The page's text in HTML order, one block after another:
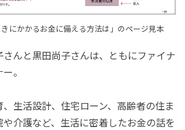
きにかかるお金に備える方法は」のページ見本
んと黒田尚子さんは、ともにファイナ
。
生活設計、住宅ローン、高齢者の住ま
介護など、生活に密着したお金の話を